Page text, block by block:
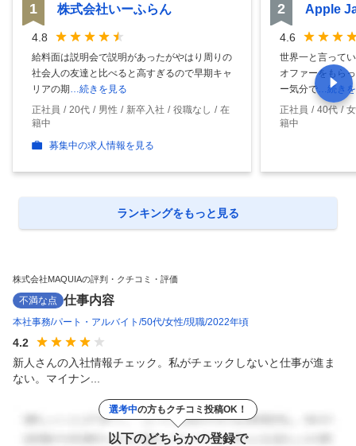
1 株式会社いーふらん
4.8
給料面は説明会で説明があったがやはり周りの
社会人の友達と比べると高すぎるので早期キャ
リアの期…続きを見る
正社員
20代 男性 新卒入社 役職なし
在
籍中
募集中の求人情報を見る
2 Apple
4.6
世界一と言って
オファーをもら
ー気分で…続き
正社員
40代
籍中
ランキングをもっと見る
株式会社MAQUIAの評判・クチコミ・評価
不満な点 仕事内容
本社事務 パート・アルバイト 50代 女性 現職 2022年頃
4.2
新人さんの入社情報チェック。私がチェックしないと仕事が進ま
ない。マイナン...
選考中の方もクチコミ投稿OK！
以下のどちらかの登録で